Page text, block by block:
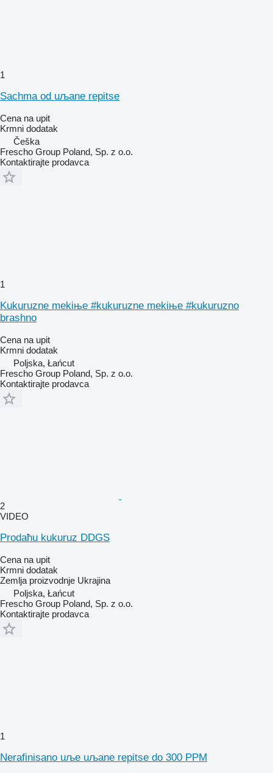
1
Sachma od uљane repitse
Cena na upit
Krmni dodatak
Češka
Frescho Group Poland, Sp. z o.o.
Kontaktirajte prodavca
1
Kukuruzne mekiњe #kukuruzne mekiњe #kukuruzno
brashno
Cena na upit
Krmni dodatak
Poljska, Łańcut
Frescho Group Poland, Sp. z o.o.
Kontaktirajte prodavca
2
VIDEO
Prodaћu kukuruz DDGS
Cena na upit
Krmni dodatak
Zemlja proizvodnje Ukrajina
Poljska, Łańcut
Frescho Group Poland, Sp. z o.o.
Kontaktirajte prodavca
1
Nerafinisano uљe uљane repitse do 300 PPM